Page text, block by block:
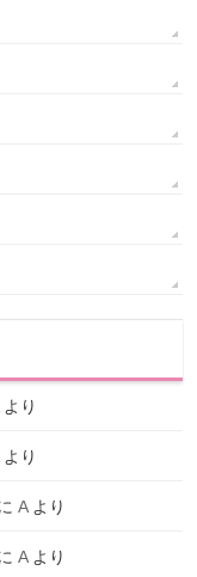
より
より
Aより
Aより